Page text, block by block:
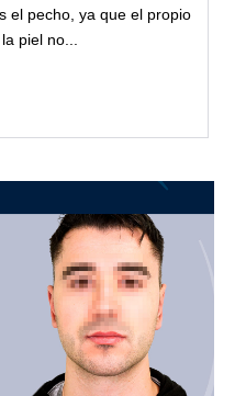
el pecho, ya que el propio
piel no...